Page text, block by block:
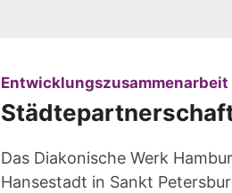
Entwicklungszusammenarbeit
Das Diakonische Werk
Hansestadt in Sankt